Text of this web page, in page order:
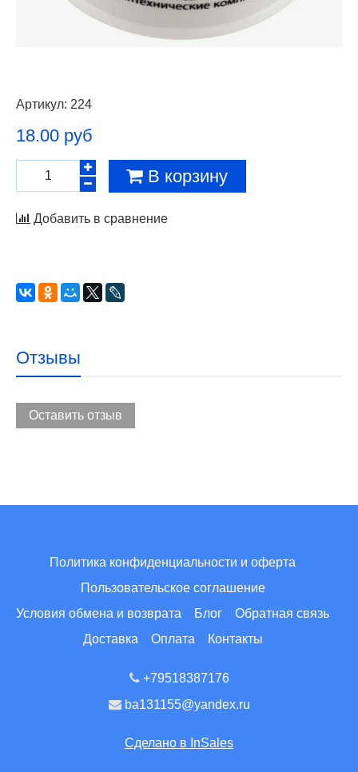
Артикул: 224
18.00 руб
В корзину
Добавить в сравнение
Отзывы
Оставить отзыв
Политика конфиденциальности и оферта
Пользовательское соглашение
Условия обмена и возврата
Блог
Обратная связь
Доставка
Оплата Контакты
+79518387176
ba131155@yandex.ru
Сделано в InSales